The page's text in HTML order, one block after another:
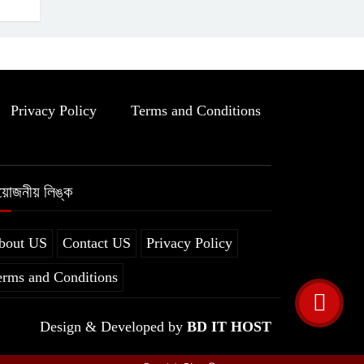
Privacy Policy Terms and Conditions
লিঙ্ক
US Contact US Privacy Policy
and Conditions
Design & Developed by BD IT HOST